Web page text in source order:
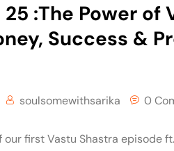
25 :The Power
Success &
soulsomewithsarika 0
first Vastu Shastra episode